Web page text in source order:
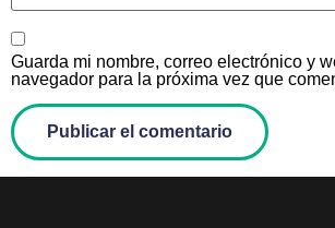
Guarda mi nombre, correo electrónico y
navegador para la próxima vez que